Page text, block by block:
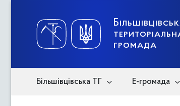
громада
Більшівцівська ТГ Е-громада